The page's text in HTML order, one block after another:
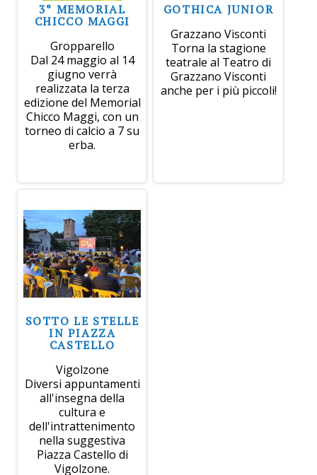
3° MEMORIAL
CHICCO MAGGI
Gropparello
Dal 24 maggio al 14
giugno verrà
realizzata la terza
edizione del Memorial
Chicco Maggi, con un
torneo di calcio a 7 su
erba.
GOTHICA JUNIOR
Grazzano Visconti
Torna la stagione
teatrale al Teatro di
Grazzano Visconti
anche per i più piccoli!
SOTTO LE STELLE
IN PIAZZA
CASTELLO
Vigolzone
Diversi appuntamenti
all'insegna della
cultura e
dell'intrattenimento
nella suggestiva
Piazza Castello di
Vigolzone.